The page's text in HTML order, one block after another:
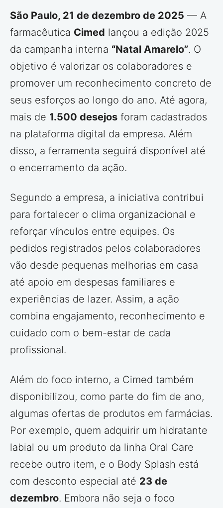
São Paulo, 21 de dezembro de 2025 — A
farmacêutica Cimed lançou a edição 2025
da campanha interna “Natal Amarelo”. O
objetivo é valorizar os colaboradores e
promover um reconhecimento concreto de
seus esforços ao longo do ano. Até agora,
mais de 1.500 desejos foram cadastrados
na plataforma digital da empresa. Além
disso, a ferramenta seguirá disponível até
o encerramento da ação.
Segundo a empresa, a iniciativa contribui
para fortalecer o clima organizacional e
reforçar vínculos entre equipes. Os
pedidos registrados pelos colaboradores
vão desde pequenas melhorias em casa
até apoio em despesas familiares e
experiências de lazer. Assim, a ação
combina engajamento, reconhecimento e
cuidado com o bem-estar de cada
profissional.
Além do foco interno, a Cimed também
disponibilizou, como parte do fim de ano,
algumas ofertas de produtos em farmácias.
Por exemplo, quem adquirir um hidratante
labial ou um produto da linha Oral Care
recebe outro item, e o Body Splash está
com desconto especial até 23 de
dezembro. Embora não seja o foco